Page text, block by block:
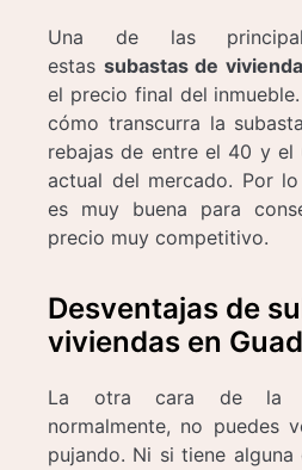
Una de las
estas subastas de
el precio final del
cómo transcurra la
rebajas de entre el 40 y el
actual del mercado. Por
es muy buena para
precio muy competitivo.
Desventajas de
viviendas en
La otra cara de la
normalmente, no puedes
pujando. Ni si tiene